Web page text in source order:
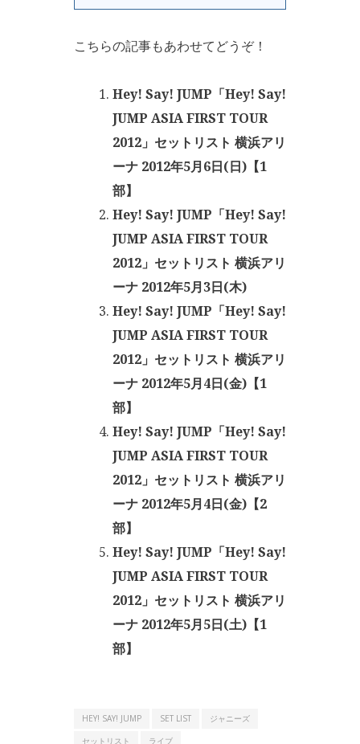
こちらの記事もあわせてどうぞ！
Hey! Say! JUMP「Hey! Say!
JUMP ASIA FIRST TOUR
2012」セットリスト 横浜アリ
ーナ 2012年5月6日(日)【1
部】
Hey! Say! JUMP「Hey! Say!
JUMP ASIA FIRST TOUR
2012」セットリスト 横浜アリ
ーナ 2012年5月3日(木)
Hey! Say! JUMP「Hey! Say!
JUMP ASIA FIRST TOUR
2012」セットリスト 横浜アリ
ーナ 2012年5月4日(金)【1
部】
Hey! Say! JUMP「Hey! Say!
JUMP ASIA FIRST TOUR
2012」セットリスト 横浜アリ
ーナ 2012年5月4日(金)【2
部】
Hey! Say! JUMP「Hey! Say!
JUMP ASIA FIRST TOUR
2012」セットリスト 横浜アリ
ーナ 2012年5月5日(土)【1
部】
HEY! SAY! JUMP SET LIST
ジャニーズ
セットリスト
ライブ